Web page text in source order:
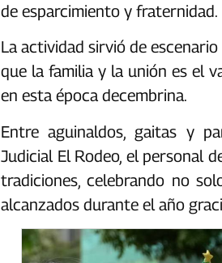
de esparcimiento y fraternidad.
La actividad sirvió de
que la familia y la unión es el
en esta época decembrina.
Entre aguinaldos, gaitas y
Judicial El Rodeo, el personal
tradiciones, celebrando no
alcanzados durante el año